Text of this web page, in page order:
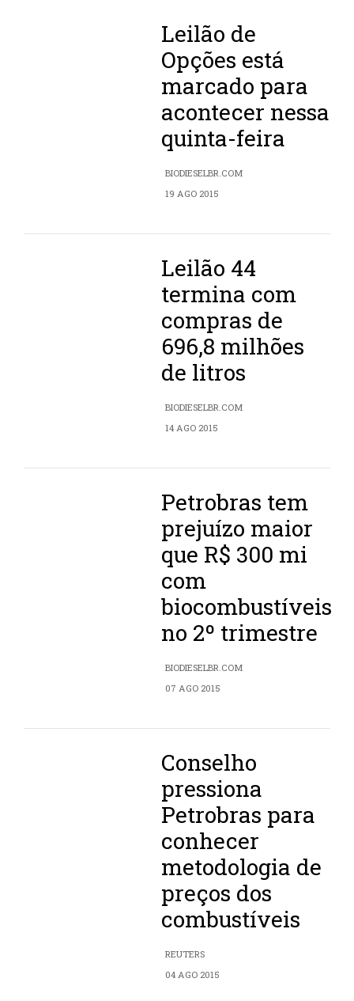
Leilão de
Opções está
marcado para
acontecer nessa
quinta-feira
BIODIESELBR.COM
19 AGO 2015
Leilão 44
termina com
compras de
696,8 milhões
de litros
BIODIESELBR.COM
14 AGO 2015
Petrobras tem
prejuízo maior
que R$ 300 mi
com
biocombustíveis
no 2º trimestre
BIODIESELBR.COM
07 AGO 2015
Conselho
pressiona
Petrobras para
conhecer
metodologia de
preços dos
combustíveis
REUTERS
04 AGO 2015